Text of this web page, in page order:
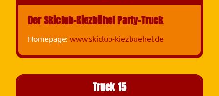
Der Skiclub-Kiezbühel Party-Truck
Homepage: www.skiclub-kiezbuehel.de
Truck 15